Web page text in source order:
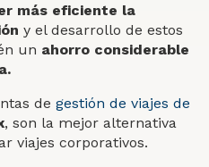
más eficiente la
y el desarrollo de estos
un ahorro considerable
de gestión de viajes de
, son la mejor alternativa
viajes corporativos.